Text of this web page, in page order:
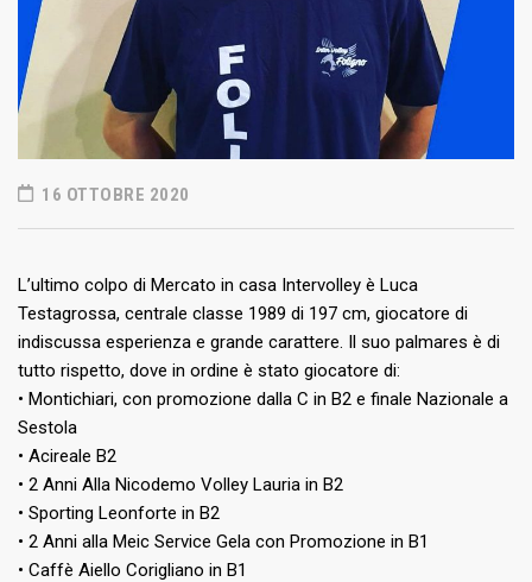
16 OTTOBRE 2020
L’ultimo colpo di Mercato in casa Intervolley è Luca
Testagrossa, centrale classe 1989 di 197 cm, giocatore di
indiscussa esperienza e grande carattere. Il suo palmares è di
tutto rispetto, dove in ordine è stato giocatore di:
• Montichiari, con promozione dalla C in B2 e finale Nazionale a
Sestola
• Acireale B2
• 2 Anni Alla Nicodemo Volley Lauria in B2
• Sporting Leonforte in B2
• 2 Anni alla Meic Service Gela con Promozione in B1
• Caffè Aiello Corigliano in B1